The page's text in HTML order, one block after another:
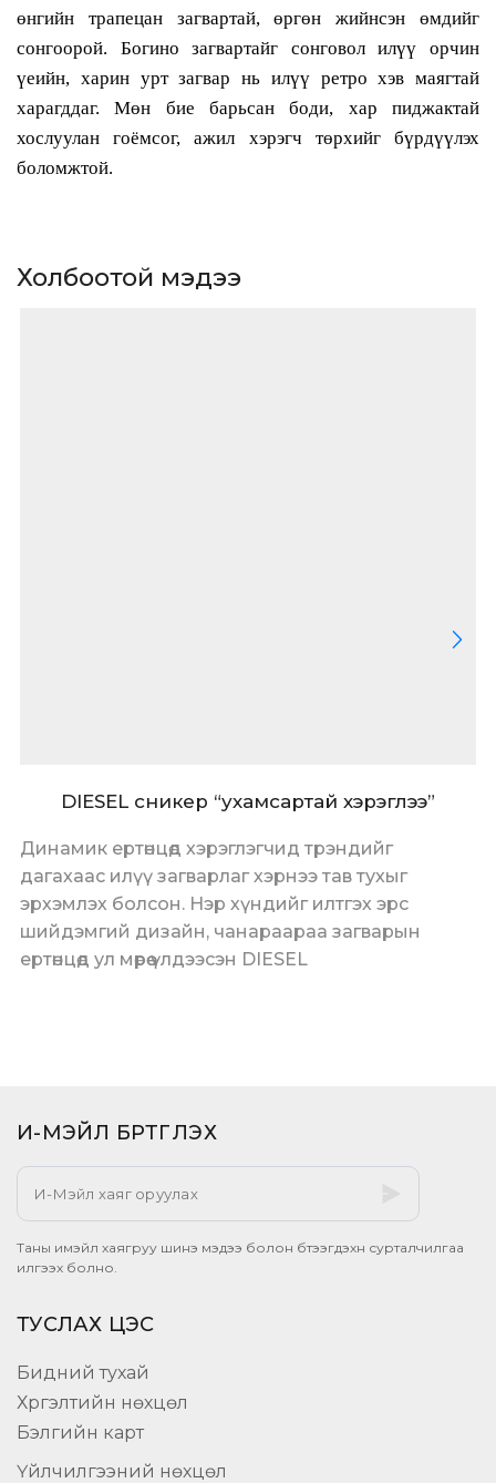
өнгийн трапецан загвартай, өргөн жийнсэн өмдийг
сонгоорой. Богино загвартайг сонговол илүү орчин
үеийн, харин урт загвар нь илүү ретро хэв маягтай
харагддаг. Мөн бие барьсан боди, хар пиджактай
хослуулан гоёмсог, ажил хэрэгч төрхийг бүрдүүлэх
боломжтой.
Холбоотой мэдээ
DIESEL сникер “ухамсартай хэрэглээ”
Динамик ертөнцөд хэрэглэгчид трэндийг
дагахаас илүү загварлаг хэрнээ тав тухыг
эрхэмлэх болсон. Нэр хүндийг илтгэх эрс
шийдэмгий дизайн, чанараараа загварын
ертөнцөд ул мөрөө үлдээсэн DIESEL
И-МЭЙЛ БҮРТГҮҮЛЭХ​
Таны имэйл хаягруу шинэ мэдээ болон бүтээгдэхүүн сурталчилгаа
илгээх болно.
ТУСЛАХ ЦЭС
Бидний тухай
Хүргэлтийн нөхцөл
Бэлгийн карт
Үйлчилгээний нөхцөл